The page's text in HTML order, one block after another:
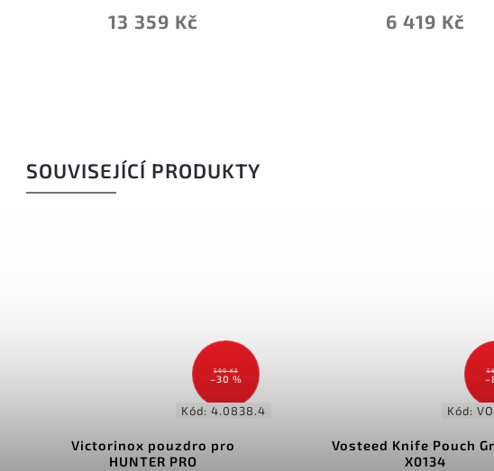
6 419 Kč 1 441 Kč
SOUVISEJÍCÍ PRODUKTY
599 Kč
–30 %
Kód: 4.0838.4
Victorinox pouzdro pro
HUNTER PRO
Kód:
Vosteed Knife Pouch
X0134